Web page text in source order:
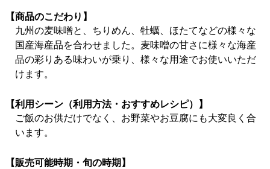
【商品のこだわり】
九州の麦味噌と、ちりめん、牡蠣、ほたてなどの様々な
国産海産品を合わせました。麦味噌の甘さに様々な海産
品の彩りある味わいが乗り、様々な用途でお使いいただ
けます。
【利用シーン（利用方法・おすすめレシピ）】
ご飯のお供だけでなく、お野菜やお豆腐にも大変良く合
います。
【販売可能時期・旬の時期】